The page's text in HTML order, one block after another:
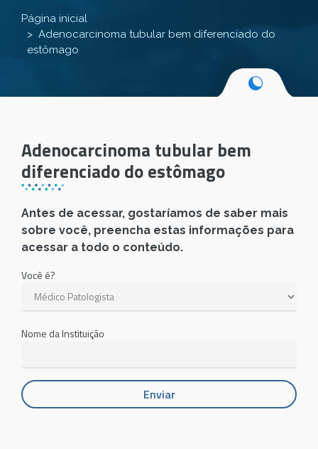
Página inicial
Adenocarcinoma tubular bem diferenciado do
estômago
Adenocarcinoma tubular bem
diferenciado do estômago
Antes de acessar, gostaríamos de saber mais
sobre você, preencha estas informações para
acessar a todo o conteúdo.
Você é?
Nome da Instituição